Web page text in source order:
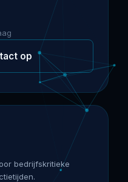
op
bedrijfskritieke